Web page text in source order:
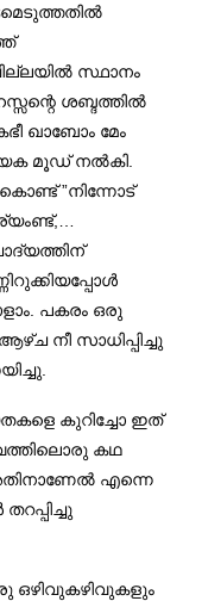
സ്ഥാനം
ശബ്ദത്തിൽ
ഖാബോം മേം
മൂഡ് നൽകി.
”നിന്നോട്
പകരം ഒരു
നീ സാധിപ്പിച്ചു
കുറിച്ചോ ഇത്
കഥ
എന്നെ
ഒഴിവുകഴിവുകളും